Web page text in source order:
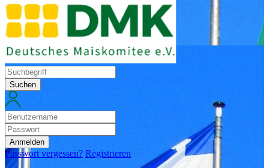
Suchen
Anmelden
Passwort vergessen? Registrieren